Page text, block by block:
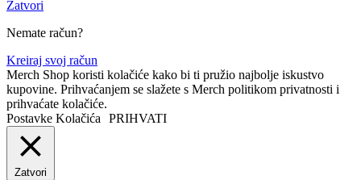
Zatvori
Nemate račun?
Kreiraj svoj račun
Merch Shop koristi kolačiće kako bi ti pružio najbolje iskustvo
kupovine. Prihvaćanjem se slažete s Merch politikom privatnosti i
prihvaćate kolačiće.
Postavke Kolačića
PRIHVATI
Zatvori